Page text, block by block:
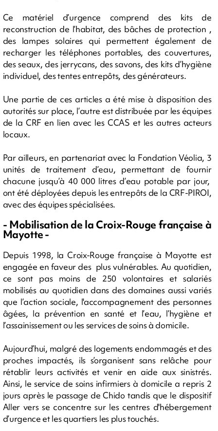
Ce matériel d’urgence comprend des kits de
reconstruction de l’habitat, des bâches de protection ,
des lampes solaires qui permettent également de
recharger les téléphones portables, des couvertures,
des seaux, des jerrycans, des savons, des kits d’hygiène
individuel, des tentes entrepôts, des générateurs.
Une partie de ces articles a été mise à disposition des
autorités sur place, l’autre est distribuée par les équipes
de la CRF en lien avec les CCAS et les autres acteurs
locaux.
Par ailleurs, en partenariat avec la Fondation Véolia, 3
unités de traitement d’eau, permettant de fournir
chacune jusqu’à 40 000 litres d’eau potable par jour,
ont été déployées depuis les entrepôts de la CRF-PIROI,
avec des équipes spécialisées.
- Mobilisation de la Croix-Rouge française à
Mayotte -
Depuis 1998, la Croix-Rouge française à Mayotte est
engagée en faveur des plus vulnérables. Au quotidien,
ce sont pas moins de 250 volontaires et salariés
mobilisés au quotidien dans des domaines aussi variés
que l’action sociale, l'accompagnement des personnes
âgées, la prévention en santé et l’eau, l’hygiène et
l’assainissement ou les services de soins à domicile.
Aujourd’hui, malgré des logements endommagés et des
proches impactés, ils s’organisent sans relâche pour
rétablir leurs activités et venir en aide aux sinistrés.
Ainsi, le service de soins infirmiers à domicile a repris 2
jours après le passage de Chido tandis que le dispositif
Aller vers se concentre sur les centres d'hébergement
d’urgence et les quartiers les plus touchés.